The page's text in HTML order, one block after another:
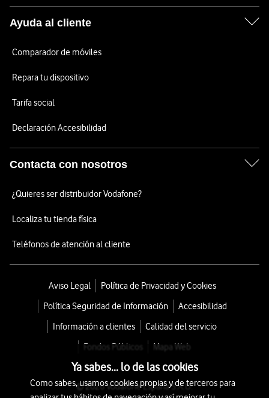
Ayuda al cliente
Comparador de móviles
Repara tu dispositivo
Tarifa social
Declaración Accesibilidad
Contacta con nosotros
¿Quieres ser distribuidor Vodafone?
Localiza tu tienda física
Teléfonos de atención al cliente
Aviso Legal
Política de Privacidad y Cookies
Política Seguridad de Información
Accesibilidad
Información a clientes
Calidad del servicio
Fondos Públicos
Mapa Web
© 2026 Vodafone España S.A.U.
Ya sabes... lo de las cookies
Como sabes, usamos cookies propias y de terceros para